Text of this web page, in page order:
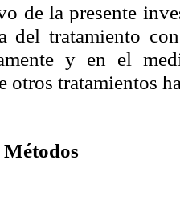
de la presente
del tratamiento
y en el
otros tratamientos